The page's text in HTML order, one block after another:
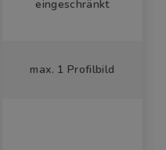
eingeschränkt
max. 1 Profilbild